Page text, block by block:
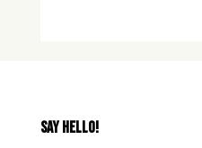
SAY HELLO!